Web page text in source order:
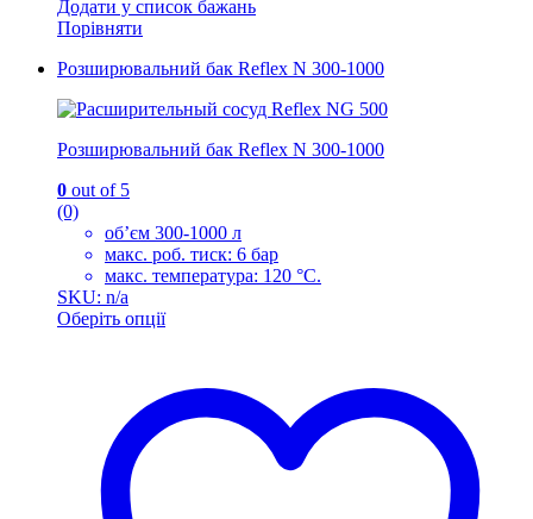
Додати у список бажань
Порівняти
Розширювальний бак Reflex N 300-1000
Розширювальний бак Reflex N 300-1000
0 out of 5
(0)
об’єм 300-1000 л
макс. роб. тиск: 6 бар
макс. температура: 120 °C.
SKU: n/a
Оберіть опції
варіантів.
Параметри
можна
вибрати